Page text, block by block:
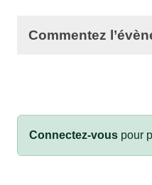
Commentez
Connectez-vous pour